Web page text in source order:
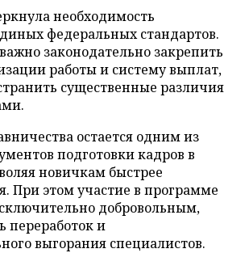
необходимость
федеральных стандартов.
законодательно закрепить
работы и систему выплат,
существенные различия
остается одним из
подготовки кадров в
новичкам быстрее
При этом участие в программе
добровольным,
переработок и
выгорания специалистов.